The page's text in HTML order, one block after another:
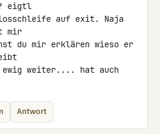
eigtl
auf exit. Naja
mir
du mir erklären wieso er
ewig weiter.... hat auch
Antwort